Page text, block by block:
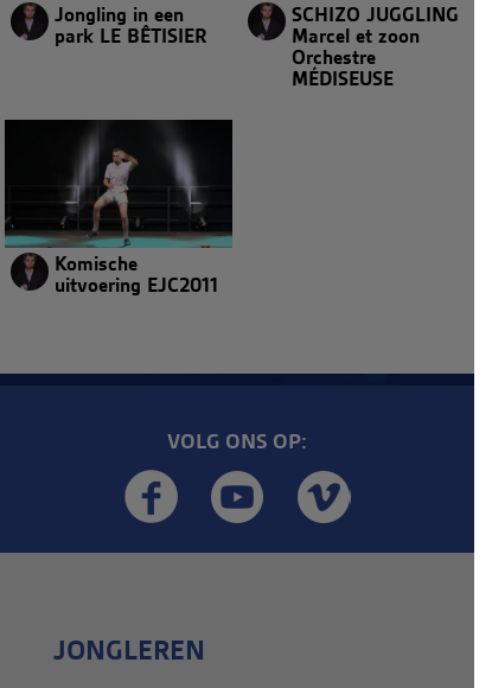
Jongling in een
park LE BÊTISIER
SCHIZO JUGGLING
Marcel et zoon
Orchestre
MÉDISEUSE
Komische
uitvoering EJC2011
VOLG ONS OP:
JONGLEREN